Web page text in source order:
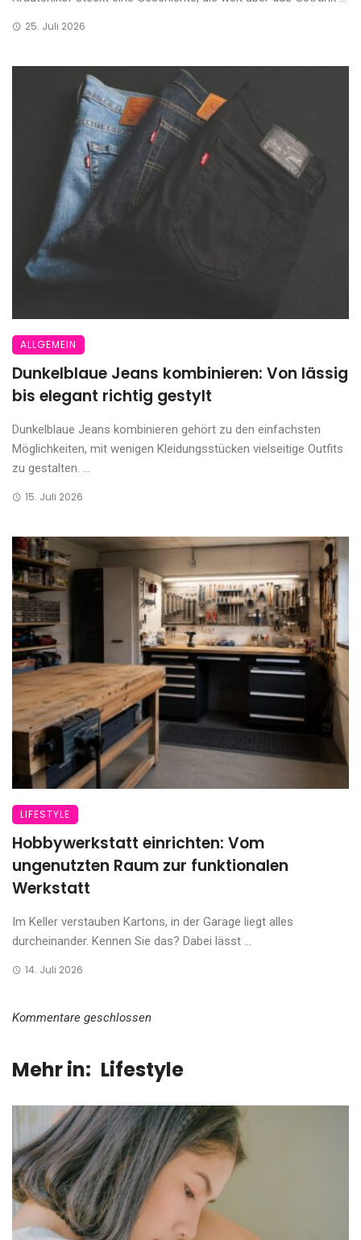
25. Juli 2026
ALLGEMEIN
Dunkelblaue Jeans kombinieren: Von lässig
bis elegant richtig gestylt
Dunkelblaue Jeans kombinieren gehört zu den einfachsten
Möglichkeiten, mit wenigen Kleidungsstücken vielseitige Outfits
zu gestalten. ...
15. Juli 2026
LIFESTYLE
Hobbywerkstatt einrichten: Vom
ungenutzten Raum zur funktionalen
Werkstatt
Im Keller verstauben Kartons, in der Garage liegt alles
durcheinander. Kennen Sie das? Dabei lässt ...
14. Juli 2026
Kommentare geschlossen
Mehr in: Lifestyle